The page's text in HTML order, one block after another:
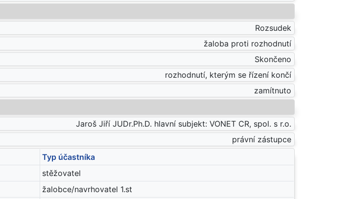
Rozsudek
žaloba proti rozhodnutí
Skončeno
rozhodnutí, kterým se řízení končí
zamítnuto
Jaroš Jiří JUDr.Ph.D. hlavní subjekt: VONET CR, spol. s r.o.
právní zástupce
Typ účastníka
stěžovatel
žalobce/navrhovatel 1.st